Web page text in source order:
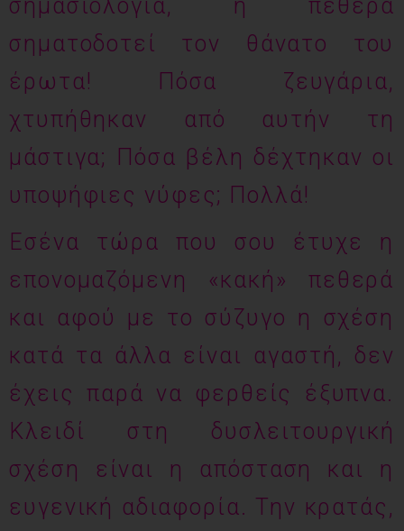
σημασιολογία, η πεθερά
σηματοδοτεί τον θάνατο του
έρωτα! Πόσα ζευγάρια,
χτυπήθηκαν από αυτήν τη
μάστιγα; Πόσα βέλη δέχτηκαν οι
υποψήφιες νύφες; Πολλά!
Εσένα τώρα που σου έτυχε η
επονομαζόμενη «κακή» πεθερά
και αφού με το σύζυγο η σχέση
κατά τα άλλα είναι αγαστή, δεν
έχεις παρά να φερθείς έξυπνα.
Κλειδί στη δυσλειτουργική
σχέση είναι η απόσταση και η
ευγενική αδιαφορία. Την κρατάς,